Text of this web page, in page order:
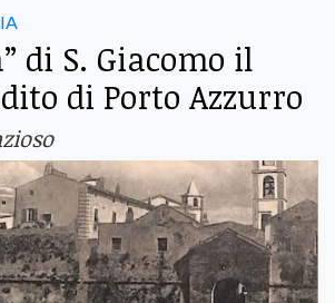
di S. Giacomo il
di Porto Azzurro